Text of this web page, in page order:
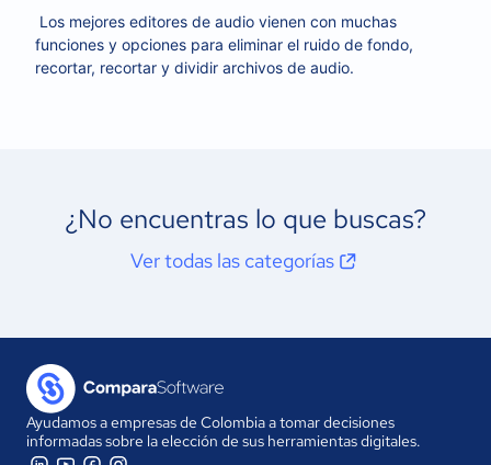
Los mejores editores de audio vienen con muchas
funciones y opciones para eliminar el ruido de fondo,
recortar, recortar y dividir archivos de audio.
¿No encuentras lo que buscas?
Ver todas las categorías
Ayudamos a empresas de Colombia a tomar decisiones
informadas sobre la elección de sus herramientas digitales.